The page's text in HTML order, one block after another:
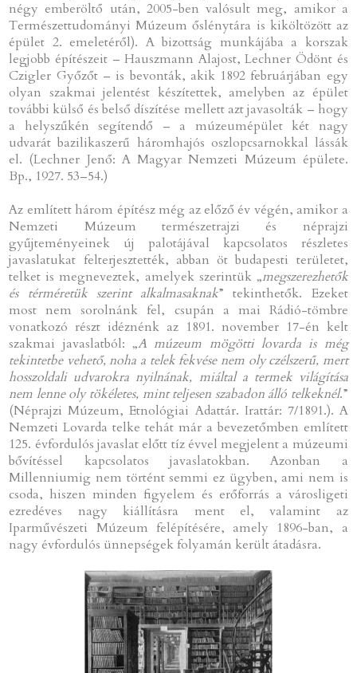
négy emberöltő után, 2005-ben valósult meg, amikor a
Természettudományi Múzeum őslénytára is kiköltözött az
épület 2. emeletéről). A bizottság munkájába a korszak
legjobb építészeit – Hauszmann Alajost, Lechner Ödönt és
Czigler Győzőt – is bevonták, akik 1892 februárjában egy
olyan szakmai jelentést készítettek, amelyben az épület
további külső és belső díszítése mellett azt javasolták – hogy
a helyszűkén segítendő – a múzeumépület két nagy
udvarát bazilikaszerű háromhajós oszlopcsarnokkal lássák
el. (Lechner Jenő: A Magyar Nemzeti Múzeum épülete.
Bp., 1927. 53–54.)
Az említett három építész még az előző év végén, amikor a
Nemzeti Múzeum természetrajzi és néprajzi
gyűjteményeinek új palotájával kapcsolatos részletes
javaslatukat felterjesztették, abban öt budapesti területet,
telket is megneveztek, amelyek szerintük „megszerezhetők
és térméretük szerint alkalmasaknak” tekinthetők. Ezeket
most nem sorolnánk fel, csupán a mai Rádió-tömbre
vonatkozó részt idéznénk az 1891. november 17-én kelt
szakmai javaslatból: „A múzeum mögötti lovarda is még
tekintetbe vehető, noha a telek fekvése nem oly czélszerű, mert
hosszoldali udvarokra nyilnának, miáltal a termek világítása
nem lenne oly tökéletes, mint teljesen szabadon álló telkeknél.”
(Néprajzi Múzeum, Etnológiai Adattár. Irattár: 7/1891.). A
Nemzeti Lovarda telke tehát már a bevezetőmben említett
125. évfordulós javaslat előtt tíz évvel megjelent a múzeumi
bővítéssel kapcsolatos javaslatokban. Azonban a
Millenniumig nem történt semmi ez ügyben, ami nem is
csoda, hiszen minden figyelem és erőforrás a városligeti
ezredéves nagy kiállításra ment el, valamint az
Iparművészeti Múzeum felépítésére, amely 1896-ban, a
nagy évfordulós ünnepségek folyamán került átadásra.